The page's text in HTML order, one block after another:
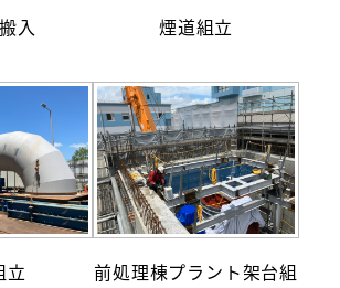
入 煙道組立
立
前処理棟プラント架台組